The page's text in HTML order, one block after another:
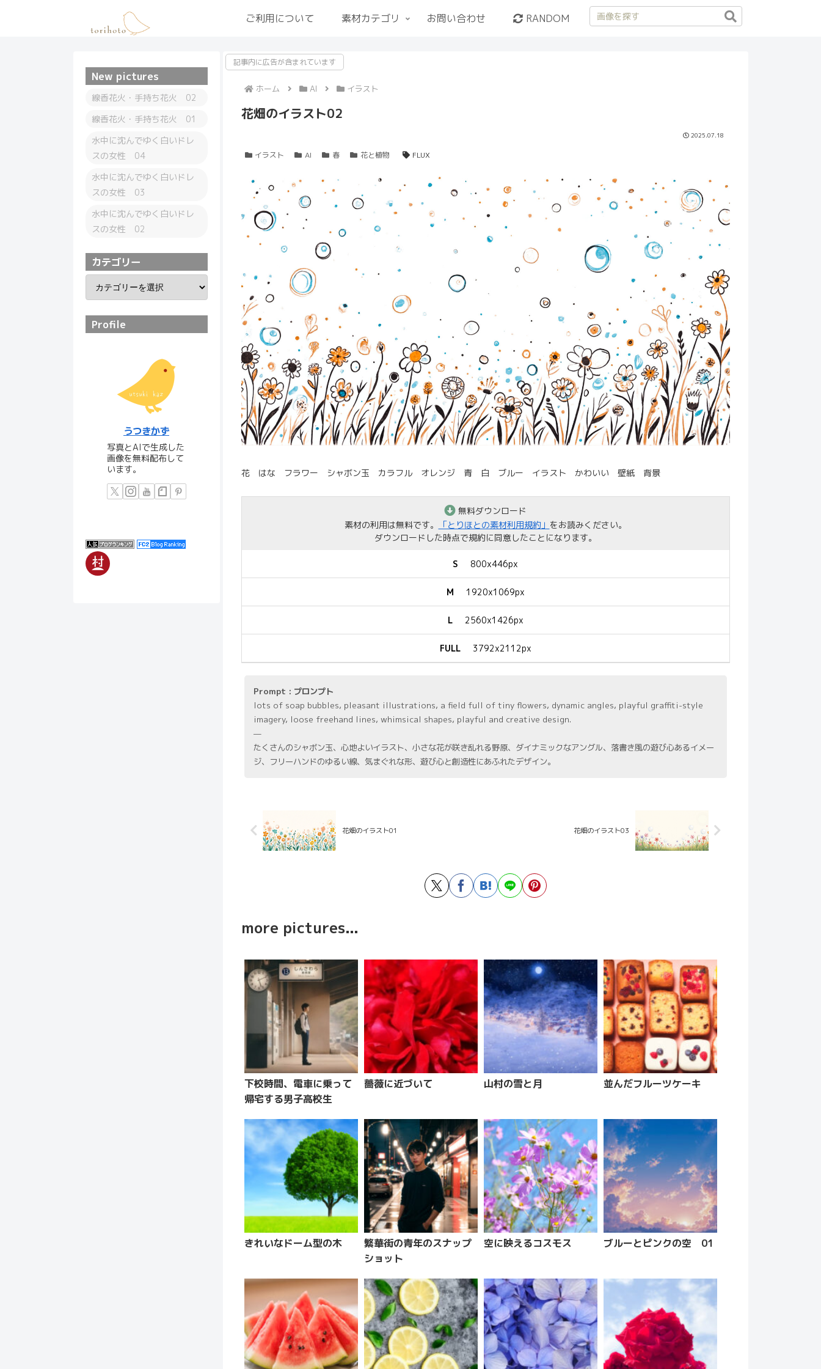
ご利用について 素材カテゴリ お問い合わせ RANDOM
記事内に広告が含まれています
ホーム AI イラスト
花畑のイラスト02
2025.07.18
イラスト AI 春 花と植物 FLUX
花 はな フラワー シャボン玉 カラフル オレンジ 青 白 ブルー イラスト かわいい 壁紙 背景
無料ダウンロード
素材の利用は無料です。
「とりほとの素材利用規約」 をお読みください。
ダウンロードした時点で規約に同意したことになります。
S 800x446px
M 1920x1069px
L 2560x1426px
FULL 3792x2112px
Prompt : プロンプト
lots of soap bubbles, pleasant illustrations, a field full of tiny flowers, dynamic angles, playful graffiti-style
imagery, loose freehand lines, whimsical shapes, playful and creative design.
—
たくさんのシャボン玉、心地よいイラスト、小さな花が咲き乱れる野原、ダイナミックなアングル、落書き風の遊び心あるイメー
ジ、フリーハンドのゆるい線、気まぐれな形、遊び心と創造性にあふれたデザイン。
花畑のイラスト01 花畑のイラスト03
more pictures...
下校時間、電車に乗って
帰宅する男子高校生
薔薇に近づいて 山村の雪と月 並んだフルーツケーキ
きれいなドーム型の木
繁華街の青年のスナップ
ショット
空に映えるコスモス ブルーとピンクの空 01
New pictures
線香花火・手持ち花火 02
線香花火・手持ち花火 01
水中に沈んでゆく白いドレ
スの女性 04
水中に沈んでゆく白いドレ
スの女性 03
水中に沈んでゆく白いドレ
スの女性 02
カテゴリー
Profile
うつきかず
写真とAIで生成した
画像を無料配布して
います。